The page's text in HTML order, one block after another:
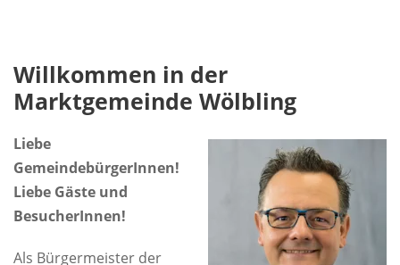
Willkommen in der
Marktgemeinde Wölbling
Liebe
GemeindebürgerInnen!
Liebe Gäste und
BesucherInnen!
Als Bürgermeister der